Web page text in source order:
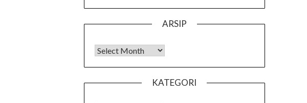
ARSIP
Arsip
KATEGORI